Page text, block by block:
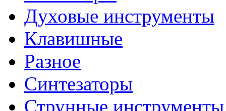
Духовые инструменты
Клавишные
Разное
Синтезаторы
Струнные инструменты